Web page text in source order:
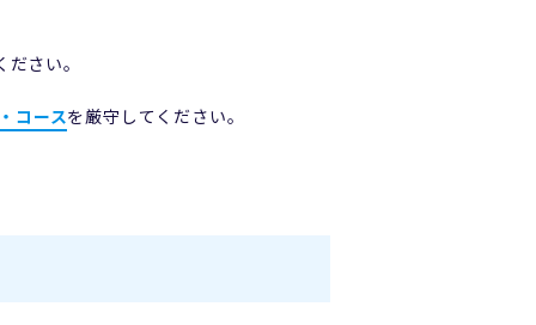
さい。
コースを厳守してください。